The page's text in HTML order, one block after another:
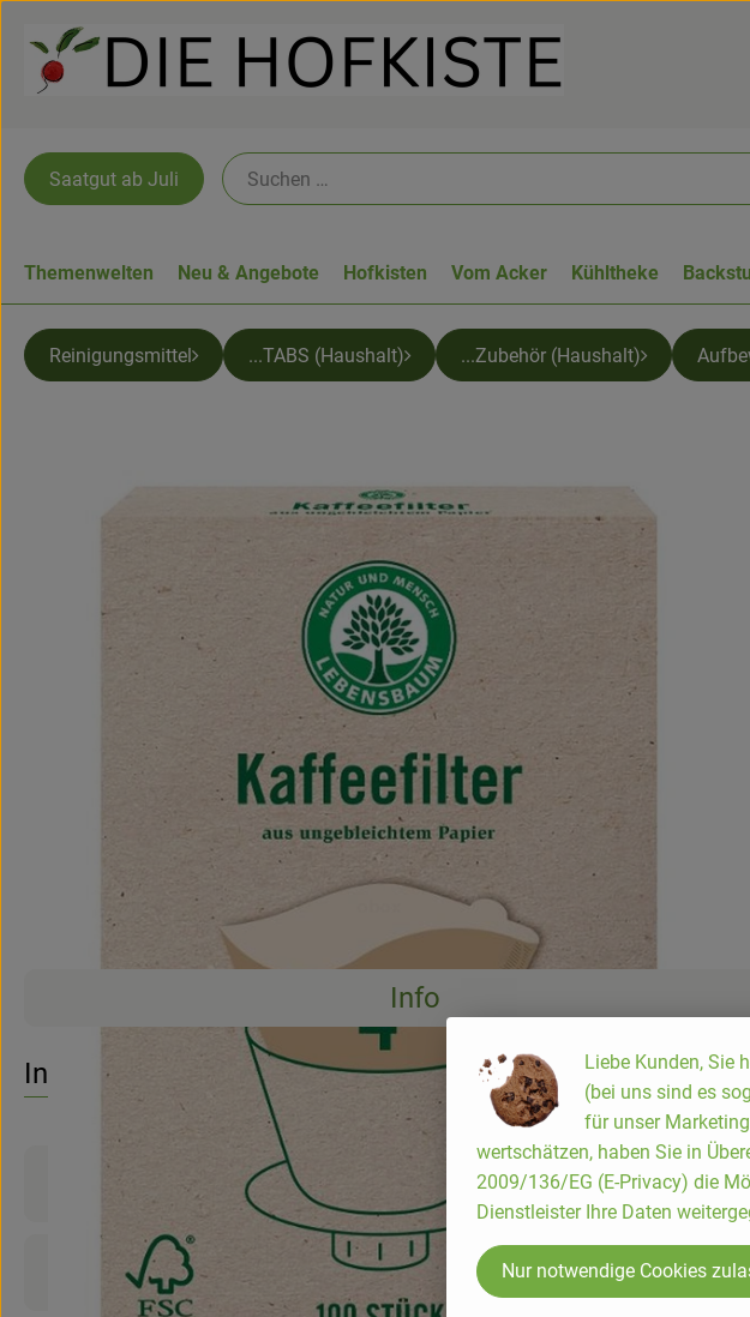
Saatgut ab Juli
Themenwelten Neu & Angebote Hofkisten Vom Acker Kühltheke
Reinigungsmittel ...TABS (Haushalt) ...Zubehör (Haushalt)
Info
Info
Produktinformationen
Produktdatenblatt
Liebe Kunden, Sie
(bei uns sind es
für unser
wertschätzen, haben Sie in
2009/136/EG (E-Privacy) die
Dienstleister Ihre Daten
Nur notwendige Cookies